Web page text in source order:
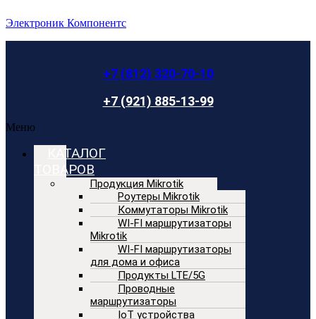
Электроник Компонентс
+7 (812) 320-70-10
+7 (921) 885-13-99
Меню
КАТАЛОГ
ТОВАРОВ
Продукция Mikrotik
Роутеры Mikrotik
Коммутаторы Mikrotik
WI-FI маршрутизаторы
Mikrotik
WI-FI маршрутизаторы
для дома и офиса
Продукты LTE/5G
Проводные
маршрутизаторы
IoT устройства